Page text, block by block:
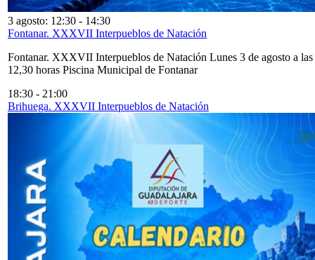
3 agosto: 12:30 - 14:30
Fontanar. XXXVII Interpueblos de Natación
Fontanar. XXXVII Interpueblos de Natación Lunes 3 de agosto a las
12,30 horas Piscina Municipal de Fontanar
18:30 - 21:00
Brihuega. XXXVII Interpueblos de Natación